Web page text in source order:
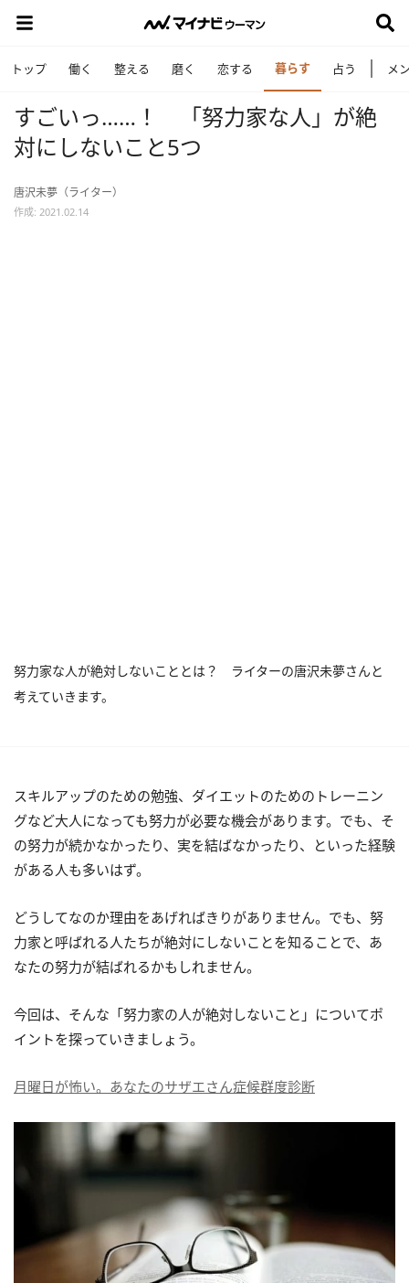
トップ 働く 整える 磨く 恋する 暮らす 占う メ
すごいっ……！ 「努力家な人」が絶
対にしないこと5つ
唐沢未夢（ライター）
作成: 2021.02.14
努力家な人が絶対しないこととは？ ライターの唐沢未夢さんと
考えていきます。
スキルアップのための勉強、ダイエットのためのトレーニン
グなど大人になっても努力が必要な機会があります。でも、そ
の努力が続かなかったり、実を結ばなかったり、といった経験
がある人も多いはず。
どうしてなのか理由をあげればきりがありません。でも、努
力家と呼ばれる人たちが絶対にしないことを知ることで、あ
なたの努力が結ばれるかもしれません。
今回は、そんな「努力家の人が絶対しないこと」についてポ
イントを探っていきましょう。
月曜日が怖い。あなたのサザエさん症候群度診断